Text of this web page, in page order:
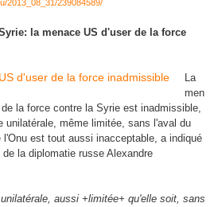
2013_08_31/239084589/
la menace US d'user de la force
La
men
la force contre la Syrie est inadmissible,
unilatérale, même limitée, sans l'aval du
est tout aussi inacceptable, a indiqué
la diplomatie russe Alexandre
aussi +limitée+ qu'elle soit, sans